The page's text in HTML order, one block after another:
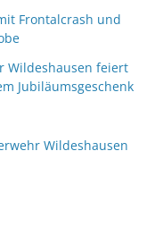
Frontalcrash und
Wildeshausen feiert
Jubiläumsgeschenk
Wildeshausen